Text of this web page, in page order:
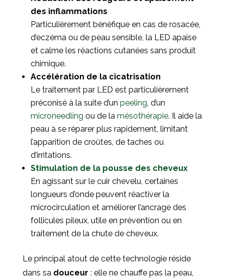
des inflammations
Particulièrement bénéfique en cas de rosacée,
d’eczéma ou de peau sensible, la LED apaise
et calme les réactions cutanées sans produit
chimique.
Accélération de la cicatrisation
Le traitement par LED est particulièrement
préconisé à la suite d’un peeling, d’un
microneedling ou de la mésothérapie. Il aide la
peau à se réparer plus rapidement, limitant
l’apparition de croûtes, de taches ou
d’irritations.
Stimulation de la pousse des cheveux
En agissant sur le cuir chevelu, certaines
longueurs d’onde peuvent réactiver la
microcirculation et améliorer l’ancrage des
follicules pileux, utile en prévention ou en
traitement de la chute de cheveux.
Le principal atout de cette technologie réside
dans sa douceur : elle ne chauffe pas la peau,